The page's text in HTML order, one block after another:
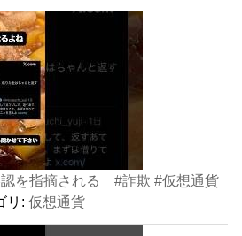
を指摘される #詐欺 #仮想通貨
リ:仮想通貨